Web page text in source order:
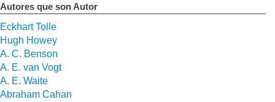
Autores que son Autor
Eckhart Tolle
Hugh Howey
A. C. Benson
A. E. van Vogt
A. E. Waite
Abraham Cahan